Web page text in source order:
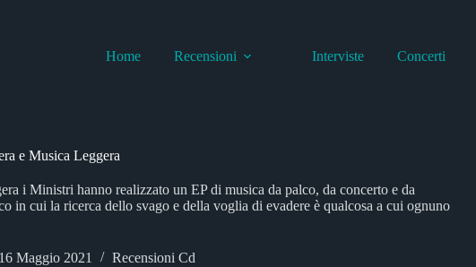
Home
Recensioni Interviste Concerti
e Musica Leggera
i Ministri hanno realizzato un EP di musica da palco, da concerto e da
in cui la ricerca dello svago e della voglia di evadere è qualcosa a cui ognuno
16 Maggio 2021 Recensioni Cd